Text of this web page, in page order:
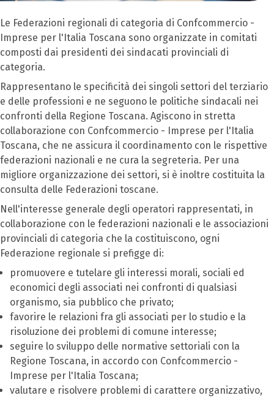
Le Federazioni regionali di categoria di Confcommercio -
Imprese per l'Italia Toscana sono organizzate in comitati
composti dai presidenti dei sindacati provinciali di
categoria.
Rappresentano le specificità dei singoli settori del terziario
e delle professioni e ne seguono le politiche sindacali nei
confronti della Regione Toscana. Agiscono in stretta
collaborazione con Confcommercio - Imprese per l'Italia
Toscana, che ne assicura il coordinamento con le rispettive
federazioni nazionali e ne cura la segreteria. Per una
migliore organizzazione dei settori, si è inoltre costituita la
consulta delle Federazioni toscane.
Nell'interesse generale degli operatori rappresentati, in
collaborazione con le federazioni nazionali e le associazioni
provinciali di categoria che la costituiscono, ogni
Federazione regionale si prefigge di:
promuovere e tutelare gli interessi morali, sociali ed
economici degli associati nei confronti di qualsiasi
organismo, sia pubblico che privato;
favorire le relazioni fra gli associati per lo studio e la
risoluzione dei problemi di comune interesse;
seguire lo sviluppo delle normative settoriali con la
Regione Toscana, in accordo con Confcommercio -
Imprese per l'Italia Toscana;
valutare e risolvere problemi di carattere organizzativo,